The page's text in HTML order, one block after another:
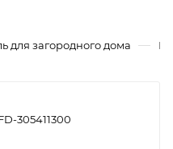
для загородного дома —
305411300